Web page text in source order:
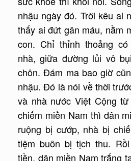
nhậu ngày đó. Trời kêu ai
thấy ai đứt gân máu, nằm
con. Chỉ thỉnh thoảng
nhà, giữa đường lủi vô
chôn. Đám ma bao giờ
nhậu. Đó là nói về thời
và nhà nước Việt Cộng
chiếm miền Nam thì dân
ruộng bị cướp, nhà bị
tiệm buôn bị tịch thu.
tiền, dân miền Nam trắng